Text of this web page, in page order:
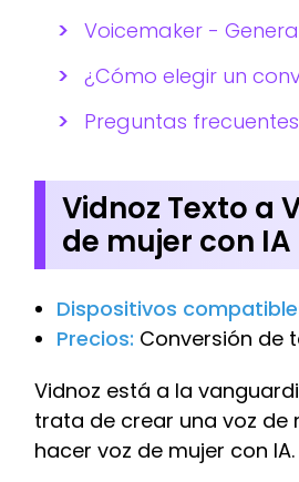
Voicemaker -
¿Cómo elegir un
Preguntas
Vidnoz Texto a
de mujer con IA
Dispositivos
Precios: Conversión de
Vidnoz está a la
trata de crear una voz de
hacer voz de mujer con IA.